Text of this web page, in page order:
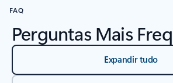
FAQ
Perguntas Mais
Expandir tudo